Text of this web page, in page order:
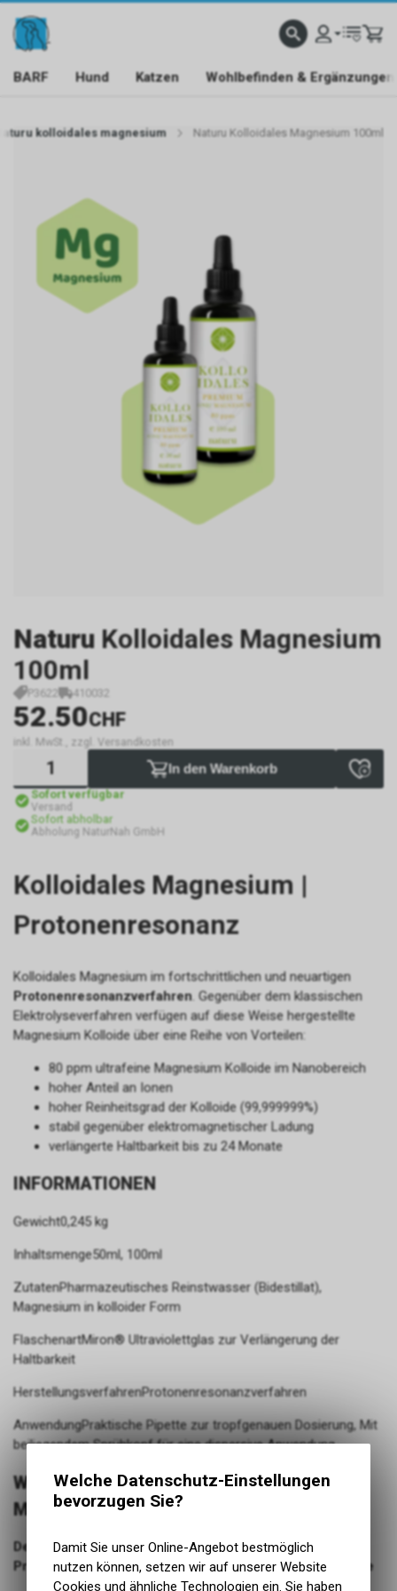
BARF Hund Katzen Wohlbefinden & Ergänzungen
kolloidales magnesium Naturu Kolloidales Magnesium 100ml
Naturu Kolloidales Magnesium
100ml
P3622 410032
52.50CHF
inkl. MwSt., zzgl. Versandkosten
In den Warenkorb
Sofort verfügbar
Versand
Sofort abholbar
Abholung NaturNah GmbH
Kolloidales Magnesium |
Protonenresonanz
Kolloidales Magnesium im fortschrittlichen und neuartigen
Protonenresonanzverfahren. Gegenüber dem klassischen
Elektrolyseverfahren verfügen auf diese Weise hergestellte
Magnesium Kolloide über eine Reihe von Vorteilen:
80 ppm ultrafeine Magnesium Kolloide im Nanobereich
hoher Anteil an Ionen
hoher Reinheitsgrad der Kolloide (99,999999%)
stabil gegenüber elektromagnetischer Ladung
verlängerte Haltbarkeit bis zu 24 Monate
INFORMATIONEN
Gewicht0,245 kg
Inhaltsmenge50ml, 100ml
ZutatenPharmazeutisches Reinstwasser (Bidestillat),
Magnesium in kolloider Form
FlaschenartMiron® Ultraviolettglas zur Verlängerung der
Haltbarkeit
HerstellungsverfahrenProtonenresonanzverfahren
AnwendungPraktische Pipette zur tropfgenauen Dosierung, Mit
beiliegendem Sprühkopf für eine dispersive Anwendung
WISSENSWERTES ZU KOLLOIDALES
MAGNESIUM | PROTONENRESONANZ
Der entscheidende Unterschied:
Protonenresonanzverfahren im Vergleich zur Elektrolyse
Welche Datenschutz-Einstellungen
bevorzugen Sie?
Damit Sie unser Online-Angebot bestmöglich
nutzen können, setzen wir auf unserer Website
Cookies und ähnliche Technologien ein. Sie haben